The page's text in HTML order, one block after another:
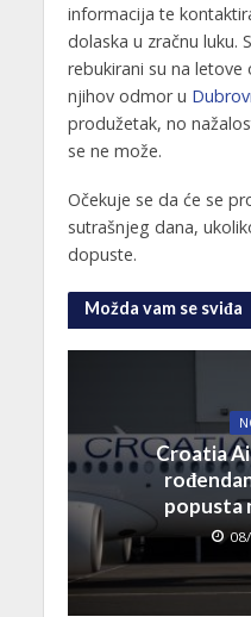
informacija te
dolaska u zračnu luku.
rebukirani su na
njihov odmor u
produžetak, no
se ne može.
Očekuje se da će se
sutrašnjeg dana,
dopuste.
Možda vam se sviđa
Croatia
popusta